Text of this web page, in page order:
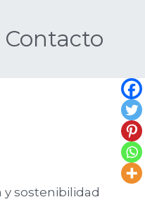
Contacto
y sostenibilidad